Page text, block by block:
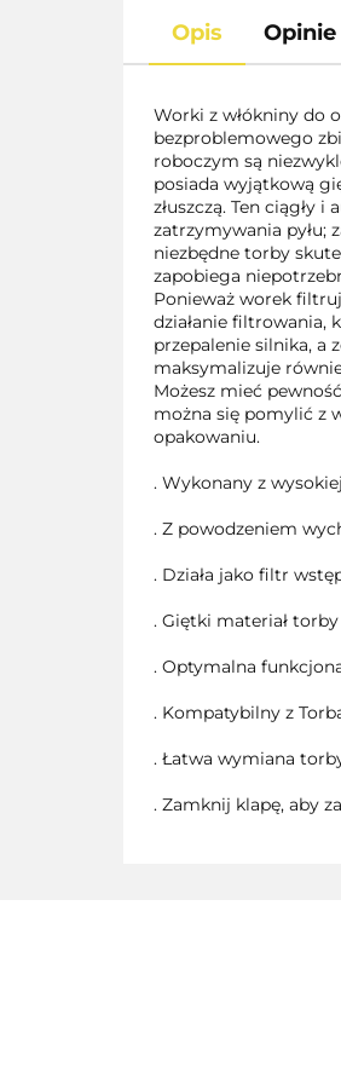
Opis Opinie
Worki z włókniny do
bezproblemowego
roboczym są
posiada wyjątkową
złuszczą. Ten ciągły
zatrzymywania pyłu;
niezbędne torby
zapobiega
Ponieważ worek
działanie filtrowania,
przepalenie silnika, a
maksymalizuje
Możesz mieć
można się pomylić z
opakowaniu.
. Wykonany z
. Z powodzeniem
. Działa jako filtr
. Giętki materiał
. Optymalna
. Kompatybilny z
. Łatwa wymiana
. Zamknij klapę, aby